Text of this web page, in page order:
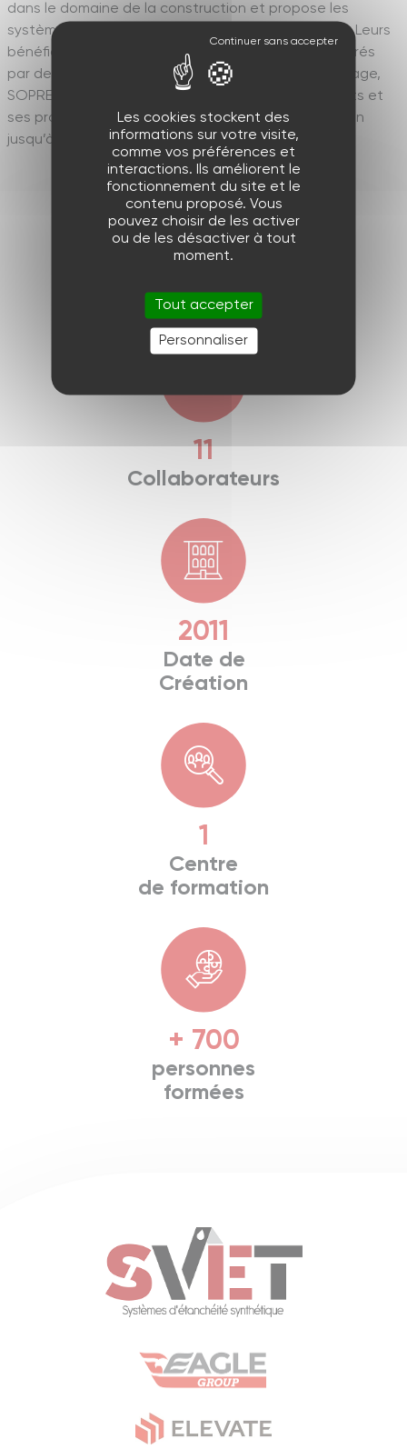
dans le domaine de la construction et propose les
systèmes les plus adaptés imaginés par SOPREMA. Leurs
bénéfices sont mis en valeur et concrètement illustrés
par des réalisations emblématiques. Avec cet ouvrage,
SOPREMA entend accompagner au mieux ses clients et
ses prospects dans leur projet, depuis la conception
jusqu’à la mise en oeuvre.
En quelques
chiffres
11
Collaborateurs
2011
Date de
Création
1
Centre
de formation
+ 700
personnes
formées
Les cookies stockent des
informations sur votre visite,
comme vos préférences et
interactions. Ils améliorent le
fonctionnement du site et le
contenu proposé. Vous
pouvez choisir de les activer
ou de les désactiver à tout
moment.
Tout accepter
Personnaliser